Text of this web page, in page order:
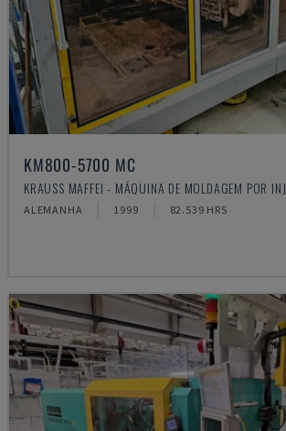
KM800-5700 MC
KRAUSS MAFFEI - MÁQUINA DE MOLDAGEM POR
ALEMANHA 1999 82.539 HRS